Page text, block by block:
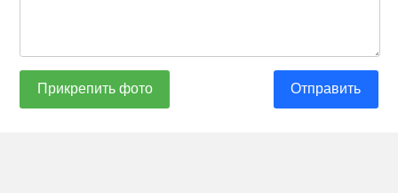
Прикрепить фото Отправить